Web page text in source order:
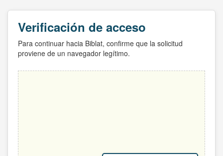
Verificación de acceso
Para continuar hacia Biblat, confirme que la solicitud
proviene de un navegador legítimo.